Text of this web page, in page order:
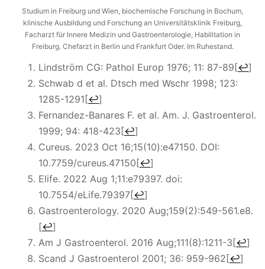
Studium in Freiburg und Wien, biochemische Forschung in Bochum,
klinische Ausbildung und Forschung an Universitätsklinik Freiburg,
Facharzt für Innere Medizin und Gastroenterologie, Habilitation in
Freiburg. Chefarzt in Berlin und Frankfurt Oder. Im Ruhestand.
Lindström CG: Pathol Europ 1976; 11: 87-89[↩]
Schwab d et al. Dtsch med Wschr 1998; 123:
1285-1291[↩]
Fernandez-Banares F. et al. Am. J. Gastroenterol.
1999; 94: 418-423[↩]
Cureus. 2023 Oct 16;15(10):e47150. DOI:
10.7759/cureus.47150[↩]
Elife. 2022 Aug 1;11:e79397. doi:
10.7554/eLife.79397[↩]
Gastroenterology. 2020 Aug;159(2):549-561.e8.
[↩]
Am J Gastroenterol. 2016 Aug;111(8):1211-3[↩]
Scand J Gastroenterol 2001; 36: 959-962[↩]